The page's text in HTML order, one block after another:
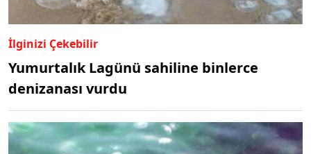
İlginizi Çekebilir
Yumurtalık Lagünü sahiline binlerce
denizanası vurdu